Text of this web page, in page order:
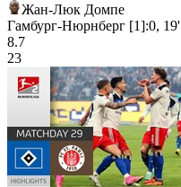
Жан-Люк Домпе
Гамбург-Нюрнберг [1]:0, 19'
8.7
23